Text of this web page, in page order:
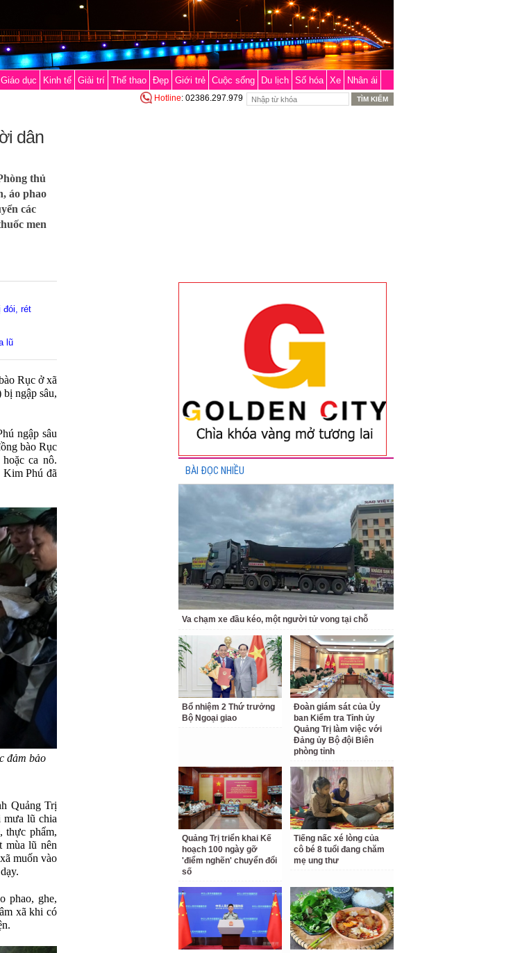
Giáo dục Kinh tế Giải trí Thể thao Đẹp Giới trẻ Cuộc sống Du lịch Số hóa Xe Nhân ái
Hotline: 02386.297.979
dân
thủ
áo phao
các
men
đói, rét
lũ
Rục ở xã
ngập sâu,
ngập sâu
bào Rục
ca nô.
Kim Phú đã
đảm bảo
Quảng Trị
mưa lũ chia
thực phẩm,
mùa lũ nên
muốn vào
phao, ghe,
xã khi có
BÀI ĐỌC NHIỀU
Va chạm xe đầu kéo, một người tử vong tại chỗ
Bổ nhiệm 2 Thứ trưởng
Bộ Ngoại giao
Đoàn giám sát của Ủy
ban Kiểm tra Tỉnh ủy
Quảng Trị làm việc với
Đảng ủy Bộ đội Biên
phòng tỉnh
Quảng Trị triển khai Kế
hoạch 100 ngày gỡ
'điểm nghẽn' chuyển đổi
số
Tiếng nấc xé lòng của
cô bé 8 tuổi đang chăm
mẹ ung thư